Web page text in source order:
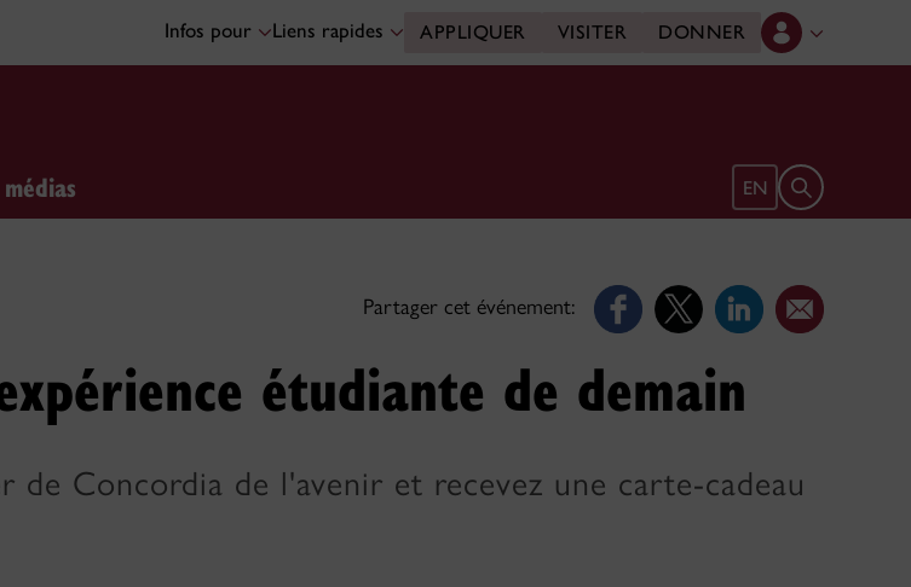
Infos pour Liens rapides APPLIQUER VISITER DONNER
EN Ouvrir le
Partager cet événement:
étudiante de demain
de Concordia de l'avenir et recevez une carte-cadeau